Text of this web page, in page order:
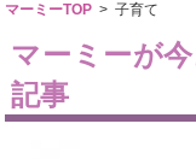
マーミーTOP >子育て
マーミーが
記事